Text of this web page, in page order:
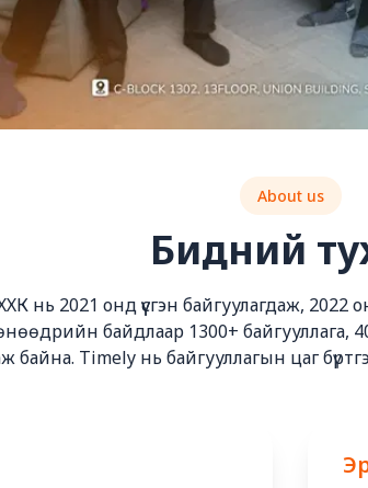
About us
Бидний
нь 2021 онд үүсгэн байгуулагдаж,
байдлаар 1300+ байгууллага,
байна. Timely нь байгууллагын цаг